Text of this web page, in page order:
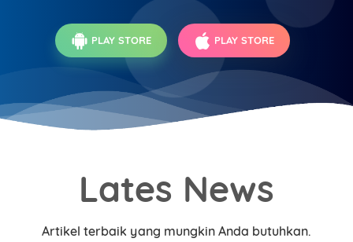
PLAY STORE PLAY STORE
Lates News
Artikel terbaik yang mungkin Anda butuhkan.